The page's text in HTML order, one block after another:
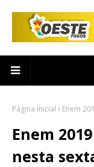
Página inicial Enem
Enem
nesta